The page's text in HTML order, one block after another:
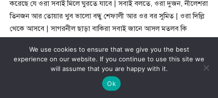
করেছে যে ওরা সবাই মিলে ঘুরতে যাবে | সবাই বলতে, ওরা দুজন, নীলেশরা
তিনজন আর তোয়ার খুব ভালো বন্ধু শেফালী আর ওর বর সুমিত | ওরা দিল্লি
থেকে আসবে | সাগরনীল ছাড়া বাকিরা সবাই জানে আসল মতলব কি
দেখতে দেখতে বেড়ানোর সময় এসে পড়েছে | কোচিন এসেছে ওরা সবাই |
কেরালার ওই মনোরম পরিবেশ, সবুজ চারপাশ, সামনেই সমুদ্র, সবার
ল্যাপটপে আটকে থাকা চোখে যেন আরামের পরশ বুলিয়ে দিয়েছে | আর
নৈঋতের তো কথাই নেই, সে খুব খুশি | ওদের রিসোর্টটাও খুব সুন্দর, ওদের
We use cookies to ensure that we give you the best
experience on our website. If you continue to use this site we
will assume that you are happy with it.
Ok